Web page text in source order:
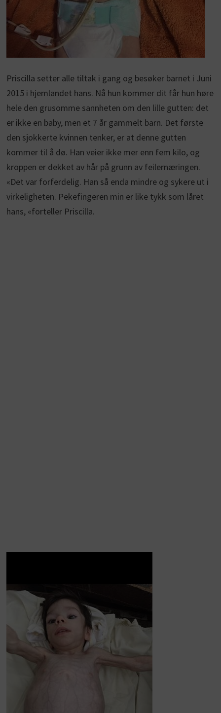
Priscilla setter alle tiltak i gang og besøker barnet i Juni
2015 i hjemlandet hans. Nå hun kommer dit får hun høre
hele den grusomme sannheten om den lille gutten: det
er ikke en baby, men et 7 år gammelt barn. Det første
den sjokkerte kvinnen tenker, er at denne gutten
kommer til å dø. Han veier ikke mer enn fem kilo, og
kroppen er dekket av hår på grunn av feilernæringen.
«Det var forferdelig. Han så enda mindre og sykere ut i
virkeligheten. Pekefingeren min er like tykk som låret
hans, «forteller Priscilla.